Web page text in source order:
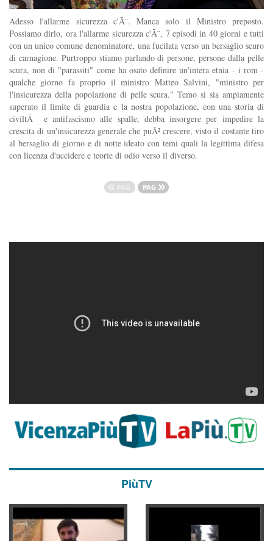
Adesso l'allarme sicurezza c'Ã¨. Manca solo il Ministro preposto.
Possiamo dirlo, ora l'allarme sicurezza c'Ã¨, 7 episodi in 40 giorni e tutti
con un unico comune denominatore, una fucilata verso un bersaglio scuro
di carnagione. Purtroppo stiamo parlando di persone, persone dalla pelle
scura, non di "parassiti" come ha osato definire un'intera etnia - i rom -
qualche giorno fa proprio il ministro Matteo Salvini, "ministro per
l'insicurezza della popolazione di pelle scura." Temo si sia ampiamente
superato il limite di guardia e la nostra popolazione, con una storia di
civiltÃ e antifascismo alle spalle, debba insorgere per impedire la
crescita di un'insicurezza generale che puÃ² crescere, visto il costante tiro
al bersaglio di giorno e di notte ideato con temi quali la legittima difesa
con licenza d'uccidere e teorie di odio verso il diverso.
PiùTV